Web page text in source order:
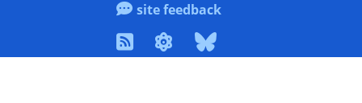
site feedback